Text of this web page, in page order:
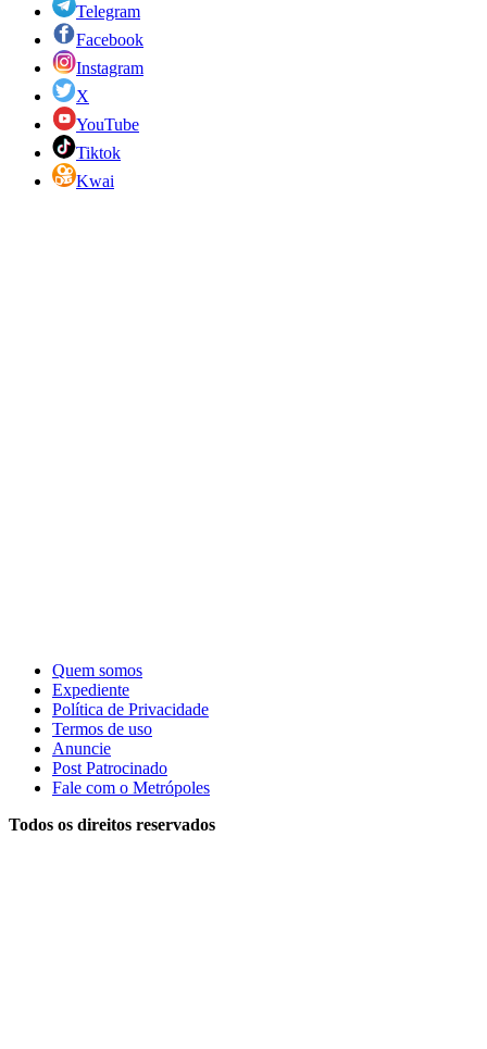
Telegram
Facebook
Instagram
X
YouTube
Tiktok
Kwai
Quem somos
Expediente
Política de Privacidade
Termos de uso
Anuncie
Post Patrocinado
Fale com o Metrópoles
Todos os direitos reservados